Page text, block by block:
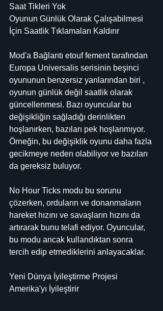
Saat Tikleri Yok
Oyunun Günlük Olarak Çalışabilmesi
İçin Saatlik Tıklamaları Kaldırır
Mod'a Bağlantı etouf fement tarafından
Europa Universalis serisinin beşinci
oyununun benzersiz yanlarından biri ,
oyunun günlük değil saatlik olarak
güncellenmesi. Bazı oyuncular bu
değişikliğin sağladığı derinlikten
hoşlanırken, bazıları pek hoşlanmıyor.
Örneğin, bu değişiklik oyunu daha fazla
gecikmeye neden olabiliyor ve bazıları
da gereksiz buluyor.
No Hour Ticks modu bu sorunu
çözerken, orduların ve donanmaların
hareket hızını ve savaşların hızını da
artırarak bunu telafi ediyor. Oyuncular,
bu modu ancak kullandıktan sonra
tercih edip etmediklerini anlayacaklar.
Yeni Dünya İyileştirme Projesi
Amerika'yı İyileştirir